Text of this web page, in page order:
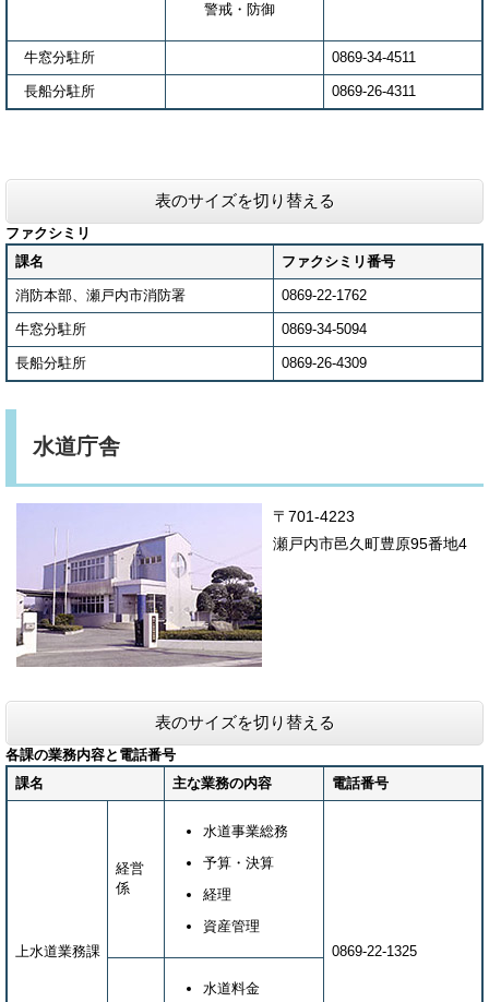
警戒・防御
牛窓分駐所 0869-34-4511
長船分駐所 0869-26-4311
表のサイズを切り替える
ファクシミリ
課名
ファクシミリ番号
消防本部、瀬戸内市消防署 0869-22-1762
牛窓分駐所 0869-34-5094
長船分駐所 0869-26-4309
水道庁舎
〒701-4223
瀬戸内市邑久町豊原95番地4
表のサイズを切り替える
各課の業務内容と電話番号
課名
主な業務の内容 電話番号
上水道業務課
経営
係
水道事業総務
予算・決算
経理
資産管理
0869-22-1325
水道料金